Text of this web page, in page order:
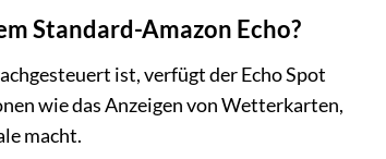
Standard-Amazon Echo?
ist, verfügt der Echo Spot
wie das Anzeigen von Wetterkarten,
macht.